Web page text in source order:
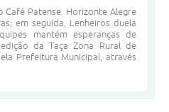
Café Patense. Horizonte Alegre
em seguida, Lenheiros duela
mantém esperanças de
da Taça Zona Rural de
Prefeitura Municipal, através